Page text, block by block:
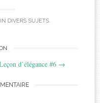
DIVERS SUJETS.
d’élégance #6 →